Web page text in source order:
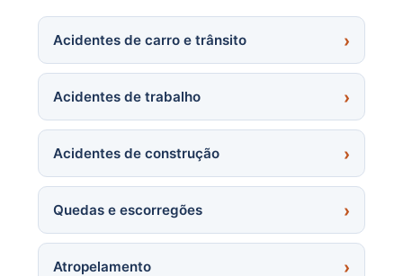
Acidentes de carro e trânsito
Acidentes de trabalho
Acidentes de construção
Quedas e escorregões
Atropelamento